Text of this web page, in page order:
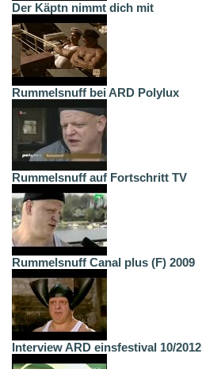
Der Käptn nimmt dich mit
Rummelsnuff bei ARD Polylux
Rummelsnuff auf Fortschritt TV
Rummelsnuff Canal plus (F) 2009
Interview ARD einsfestival 10/2012